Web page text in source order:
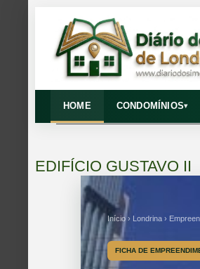
HOME CONDOMÍNIOS▾
EDIFÍCIO GUSTAVO II
Início › Londrina ›
FICHA DE